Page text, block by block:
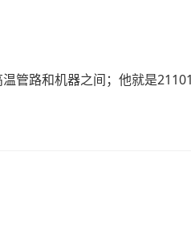
管路和机器之间；他就是